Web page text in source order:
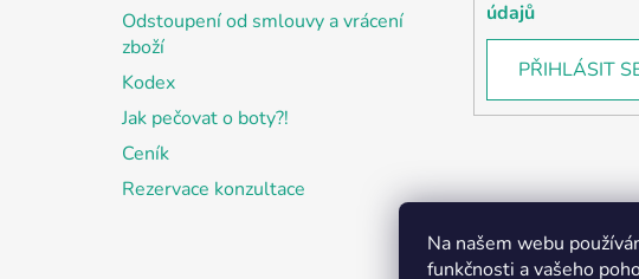
Na našem webu
funkčnosti a vašeho
Odstoupení od smlouvy a vrácení
zboží
Kodex
Jak pečovat o boty?!
Ceník
Rezervace konzultace
údajů
PŘIHLÁSIT